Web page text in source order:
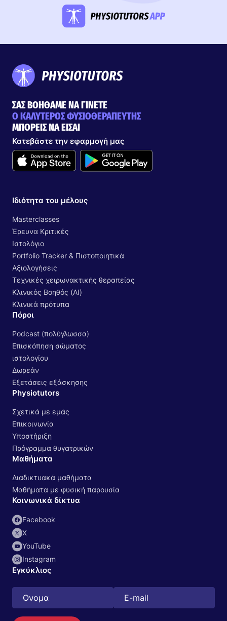
ΣΑΣ ΒΟΗΘΑΜΕ ΝΑ ΓΙΝΕΤΕ
Ο ΚΑΛΥΤΕΡΟΣ ΦΥΣΙΟΘΕΡΑΠΕΥΤΗΣ
ΜΠΟΡΕΙΣ ΝΑ ΕΙΣΑΙ
Κατεβάστε την εφαρμογή μας
Ιδιότητα του μέλους
Masterclasses
Έρευνα Κριτικές
Ιστολόγιο
Portfolio Tracker & Πιστοποιητικά
Αξιολογήσεις
Τεχνικές χειρωνακτικής θεραπείας
Κλινικός Βοηθός (AI)
Κλινικά πρότυπα
Πόροι
Podcast (πολύγλωσσα)
Επισκόπηση σώματος
ιστολογίου
Δωρεάν
Εξετάσεις εξάσκησης
Physiotutors
Σχετικά με εμάς
Επικοινωνία
Υποστήριξη
Πρόγραμμα θυγατρικών
Μαθήματα
Διαδικτυακά μαθήματα
Μαθήματα με φυσική παρουσία
Κοινωνικά δίκτυα
Facebook
Χ
YouTube
Instagram
Εγκύκλιος